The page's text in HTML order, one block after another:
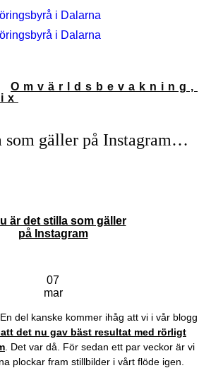
Omvärldsbevakning,
som gäller på Instagram…
07
mar
del kanske kommer ihåg att vi i vår blogg
det nu gav bäst resultat med rörligt
. Det var då. För sedan ett par veckor är vi
plockar fram stillbilder i vårt flöde igen.